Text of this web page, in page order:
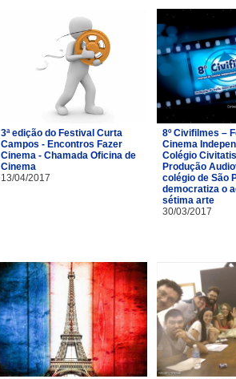
3ª edição do Festival Curta
Campos - Encontros Fazer
Cinema - Chamada Oficina de
Cinema
13/04/2017
8º Civifilmes –
Cinema
Colégio
Produção
colégio de São
democratiza o
sétima arte
30/03/2017